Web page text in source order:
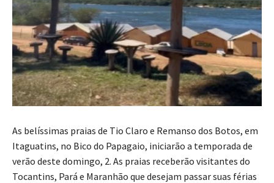
As belíssimas praias de Tio Claro e Remanso dos Botos, em
Itaguatins, no Bico do Papagaio, iniciarão a temporada de
verão deste domingo, 2. As praias receberão visitantes do
Tocantins, Pará e Maranhão que desejam passar suas férias